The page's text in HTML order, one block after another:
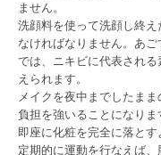
ません。
洗顔料を使って洗顔し終
なければなりません。あ
では、ニキビに代表され
えられます。
メイクを夜中までしたま
負担を強いることになり
即座に化粧を完全に落とす
定期的に運動を行なえば